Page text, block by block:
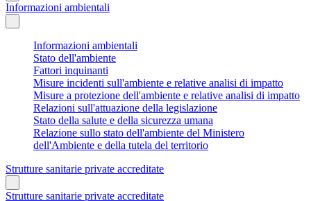
Informazioni ambientali
Informazioni ambientali
Stato dell'ambiente
Fattori inquinanti
Misure incidenti sull'ambiente e relative analisi di impatto
Misure a protezione dell'ambiente e relative analisi di impatto
Relazioni sull'attuazione della legislazione
Stato della salute e della sicurezza umana
Relazione sullo stato dell'ambiente del Ministero
dell'Ambiente e della tutela del territorio
Strutture sanitarie private accreditate
Strutture sanitarie private accreditate